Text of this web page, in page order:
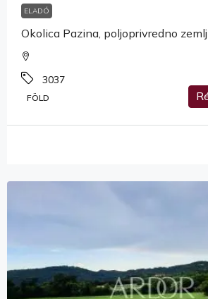
ELADÓ
Okolica Pazina, poljoprivredno
3037
FÖLD